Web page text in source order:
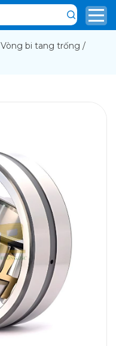
Vòng bi tang trống /